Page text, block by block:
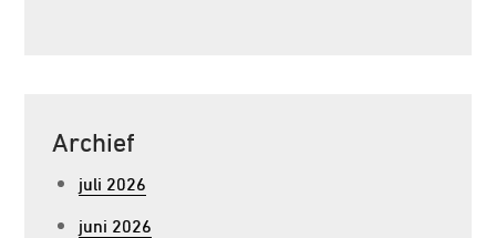
Archief
juli 2026
juni 2026